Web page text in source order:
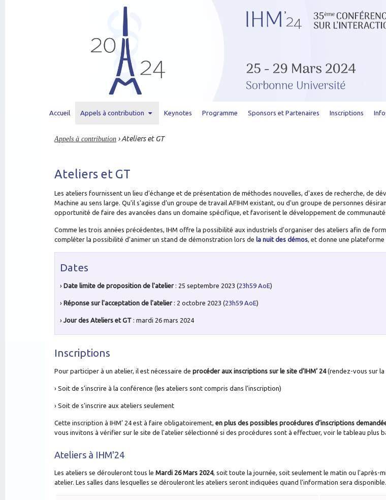
Accueil Appels à contribution Keynotes Programme Sponsors et Partenaires Inscriptions
Appels à contribution › Ateliers et GT
Ateliers et GT
Les ateliers fournissent un lieu d'échange et de présentation de méthodes nouvelles, d'axes de recherche, de
Machine au sens large. Qu'il s'agisse d'un groupe de travail AFIHM existant, ou d'un groupe de personnes
opportunité de faire des avancées dans un domaine spécifique, et favorisent le développement de
Comme les trois années précédentes, IHM offre la possibilité aux industriels d'organiser des ateliers afin de
compléter la possibilité d'animer un stand de démonstration lors de la nuit des démos, et donne une
Dates
› Date limite de proposition de l'atelier : 25 septembre 2023 (23h59 AoE)
› Réponse sur l'acceptation de l'atelier : 2 octobre 2023 (23h59 AoE)
› Jour des Ateliers et GT : mardi 26 mars 2024
Inscriptions
Pour participer à un atelier, il est nécessaire de procéder aux inscriptions sur le site d’IHM’ 24(rendez-vous sur la
› Soit de s’inscrire à la conférence (les ateliers sont compris dans l’inscription)
› Soit de s’inscrire aux ateliers seulement
Cette inscription à IHM’ 24 est à faire obligatoirement, en plus des possibles procédures d’inscriptions
vous invitons à vérifier sur le site de l'atelier sélectionné si des procédures sont à effectuer, voir le tableau plus
Ateliers à IHM'24
Les ateliers se dérouleront tous le Mardi 26 Mars 2024, soit toute la journée, soit seulement le matin ou l'après-
atelier. Les salles dans lesquelles se dérouleront les ateliers seront indiquées quand l'information sera disponible.